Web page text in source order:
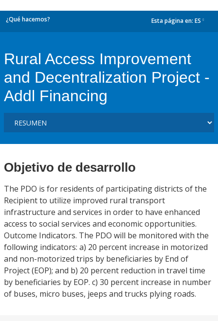
¿Qué hacemos? Esta página en: ES
Rural Access Improvement
and Decentralization Project -
Addl Financing
Objetivo de desarrollo
The PDO is for residents of participating districts of the
Recipient to utilize improved rural transport
infrastructure and services in order to have enhanced
access to social services and economic opportunities.
Outcome Indicators. The PDO will be monitored with the
following indicators: a) 20 percent increase in motorized
and non-motorized trips by beneficiaries by End of
Project (EOP); and b) 20 percent reduction in travel time
by beneficiaries by EOP. c) 30 percent increase in number
of buses, micro buses, jeeps and trucks plying roads.